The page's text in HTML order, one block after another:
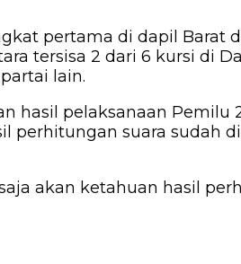
pertama di dapil Barat
tersisa 2 dari 6 kursi di
lain.
hasil pelaksanaan
perhitungan suara sudah
akan ketahuan hasil